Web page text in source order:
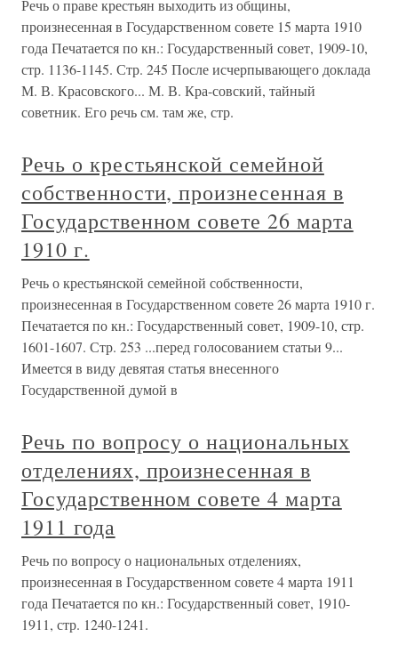
Речь о праве крестьян выходить из общины,
произнесенная в Государственном совете 15 марта 1910
года Печатается по кн.: Государственный совет, 1909-10,
стр. 1136-1145. Стр. 245 После исчерпывающего доклада
М. В. Красовского... М. В. Кра-совский, тайный
советник. Его речь см. там же, стр.
Речь о крестьянской семейной
собственности, произнесенная в
Государственном совете 26 марта
1910 г.
Речь о крестьянской семейной собственности,
произнесенная в Государственном совете 26 марта 1910 г.
Печатается по кн.: Государственный совет, 1909-10, стр.
1601-1607. Стр. 253 ...перед голосованием статьи 9...
Имеется в виду девятая статья внесенного
Государственной думой в
Речь по вопросу о национальных
отделениях, произнесенная в
Государственном совете 4 марта
1911 года
Речь по вопросу о национальных отделениях,
произнесенная в Государственном совете 4 марта 1911
года Печатается по кн.: Государственный совет, 1910-
1911, стр. 1240-1241.